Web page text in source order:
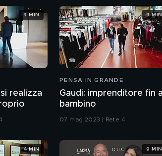
realizza
9 MIN
PENSA IN GRANDE
Gaudi: imprenditore fin a
bambino
07 mag 2023 | Rete 4
9 MIN
4 MIN 9 MIN